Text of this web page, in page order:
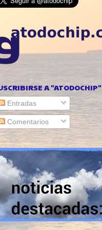
A "ATODOCHIP"
Entradas
Comentarios